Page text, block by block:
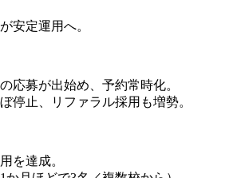
安定運用へ。
応募が出始め、予約常時化。
停止、リファラル採用も増勢。
を達成。